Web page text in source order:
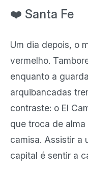
❤️ Santa Fe
Um dia depois, o
vermelho.
enquanto a
arquibancadas
contraste: o El
que troca de
camisa. Assistir a
capital é sentir a